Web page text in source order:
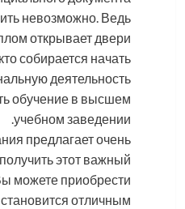
невозможно. Ведь
открывает двери
собирается начать
деятельность
обучение в высшем
учебном заведении.
предлагает очень
этот важный
можете приобрести
становится отличным